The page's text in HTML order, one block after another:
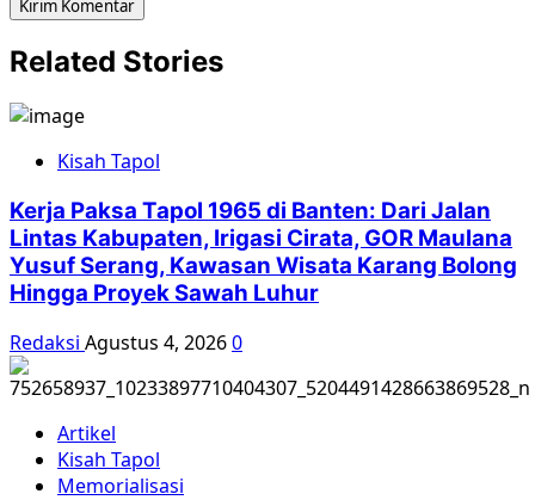
Related Stories
Kisah Tapol
Kerja Paksa Tapol 1965 di Banten: Dari Jalan
Lintas Kabupaten, Irigasi Cirata, GOR Maulana
Yusuf Serang, Kawasan Wisata Karang Bolong
Hingga Proyek Sawah Luhur
Redaksi Agustus 4, 20260
Artikel
Kisah Tapol
Memorialisasi